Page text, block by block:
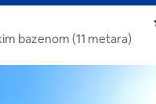
bazenom (11 metara)